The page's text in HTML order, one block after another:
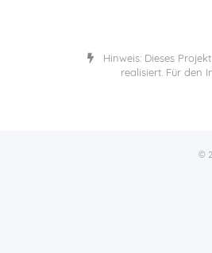
Hinweis: Dieses
realisiert. Für den
©